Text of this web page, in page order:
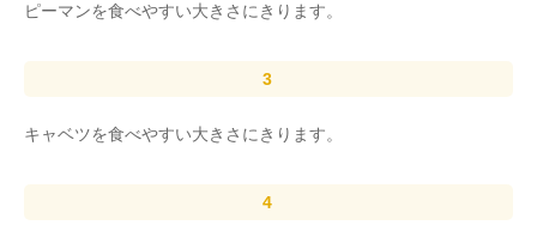
ピーマンを食べやすい大きさにきります。
キャベツを食べやすい大きさにきります。